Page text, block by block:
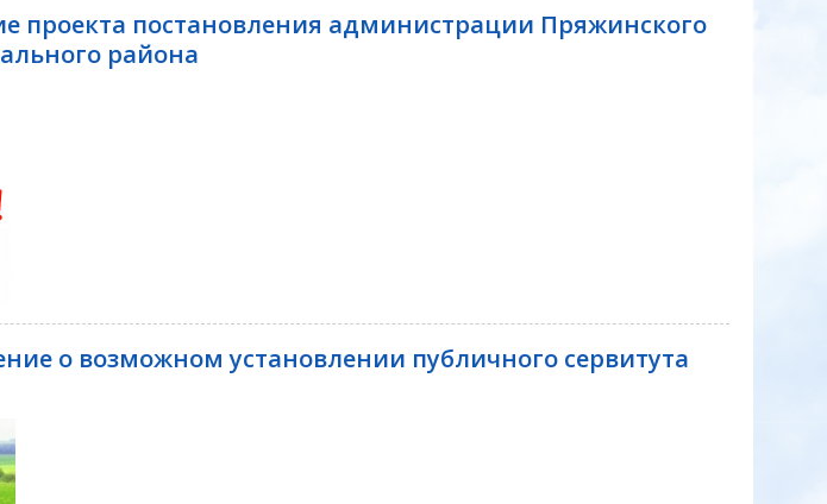
проекта постановления администрации Пряжинского
района
о возможном установлении публичного сервитута